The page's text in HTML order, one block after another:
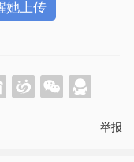
她上传
举报